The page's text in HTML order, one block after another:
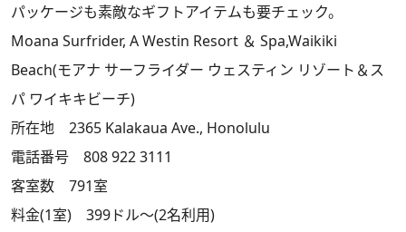
パッケージも素敵なギフトアイテムも要チェック。
Moana Surfrider, A Westin Resort ＆ Spa,Waikiki
Beach(モアナ サーフライダー ウェスティン リゾート＆ス
パ ワイキキビーチ)
所在地 2365 Kalakaua Ave., Honolulu
電話番号 808 922 3111
客室数 791室
料金(1室) 399ドル～(2名利用)